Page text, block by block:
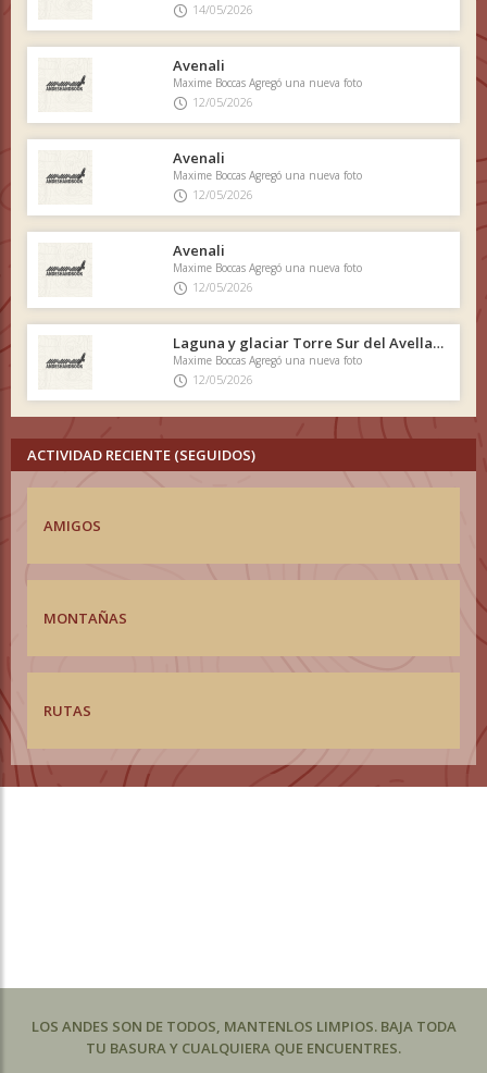
14/05/2026
Avenali
Maxime Boccas Agregó una nueva foto
12/05/2026
Avenali
Maxime Boccas Agregó una nueva foto
12/05/2026
Avenali
Maxime Boccas Agregó una nueva foto
12/05/2026
Laguna y glaciar Torre Sur del Avellano desde Bahía Murta
Maxime Boccas Agregó una nueva foto
12/05/2026
ACTIVIDAD RECIENTE (SEGUIDOS)
AMIGOS
MONTAÑAS
RUTAS
LOS ANDES SON DE TODOS, MANTENLOS LIMPIOS. BAJA TODA
TU BASURA Y CUALQUIERA QUE ENCUENTRES.